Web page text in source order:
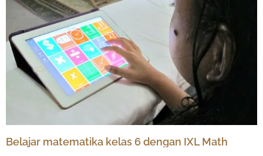
Belajar matematika kelas 6 dengan IXL Math